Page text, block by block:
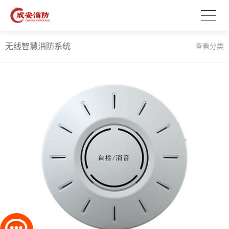
无线智慧消防系统 查看分类